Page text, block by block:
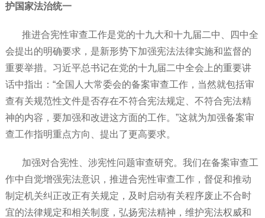
护国家法治统一
推进合宪性审查工作是党的十九大和十九届二中、四中全
会提出的明确要求，是新形势下加强宪法法律实施和监督的
重要举措。习近平总书记在党的十九届二中全会上的重要讲
话中指出：“全国人大常委会的备案审查工作，当然就包括审
查有关规范性文件是否存在不符合宪法规定、不符合宪法精
神的内容，要加强和改进这方面的工作。”这就为加强备案审
查工作指明重点方向、提出了更高要求。
加强对合宪性、涉宪性问题审查研究。我们在备案审查工
作中自觉增强宪法意识，推进合宪性审查工作，督促和推动
制定机关纠正改正有关规定，及时启动有关程序废止不合时
宜的法律规定和相关制度，弘扬宪法精神，维护宪法权威和